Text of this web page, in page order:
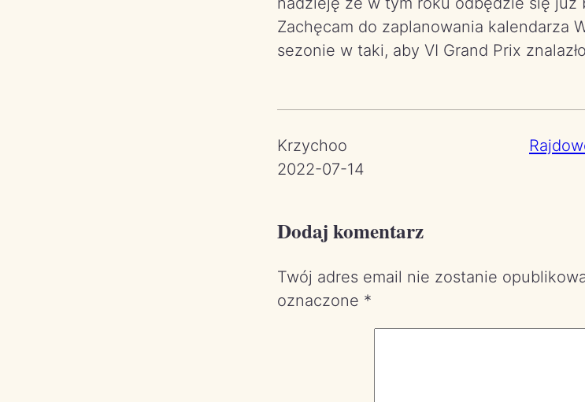
Zachęcam do zaplanowania kalendarza
sezonie w taki, aby VI Grand Prix
Krzychoo
2022-07-14
Dodaj komentarz
Twój adres email nie zostanie
oznaczone *